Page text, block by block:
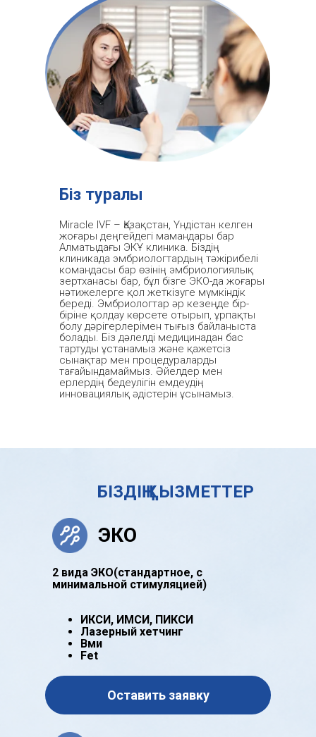
Біз туралы
Miracle IVF – Қазақстан, Үндістан келген
жоғары деңгейдегі мамандары бар
Алматыдағы ЭКҰ клиника. Біздің
клиникада эмбриологтардың тәжірибелі
командасы бар өзінің эмбриологиялық
зертханасы бар, бұл бізге ЭКО-да жоғары
нәтижелерге қол жеткізуге мүмкіндік
береді. Эмбриологтар әр кезеңде бір-
біріне қолдау көрсете отырып, ұрпақты
болу дәрігерлерімен тығыз байланыста
болады. Біз дәлелді медицинадан бас
тартуды ұстанамыз және қажетсіз
сынақтар мен процедураларды
тағайындамаймыз. Әйелдер мен
ерлердің бедеулігін емдеудің
инновациялық әдістерін ұсынамыз.
БІЗДІҢ ҚЫЗМЕТТЕР
Оставить заявку
2 вида ЭКО(стандартное, с
минимальной cтимуляцией)
ИКСИ, ИМСИ, ПИКСИ
Лазерный хетчинг
Вми
Fet
ЭКО